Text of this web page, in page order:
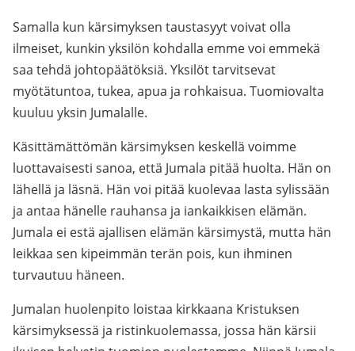
Samalla kun kärsimyksen taustasyyt voivat olla
ilmeiset, kunkin yksilön kohdalla emme voi emmekä
saa tehdä johtopäätöksiä. Yksilöt tarvitsevat
myötätuntoa, tukea, apua ja rohkaisua. Tuomiovalta
kuuluu yksin Jumalalle.
Käsittämättömän kärsimyksen keskellä voimme
luottavaisesti sanoa, että Jumala pitää huolta. Hän on
lähellä ja läsnä. Hän voi pitää kuolevaa lasta sylissään
ja antaa hänelle rauhansa ja iankaikkisen elämän.
Jumala ei estä ajallisen elämän kärsimystä, mutta hän
leikkaa sen kipeimmän terän pois, kun ihminen
turvautuu häneen.
Jumalan huolenpito loistaa kirkkaana Kristuksen
kärsimyksessä ja ristinkuolemassa, jossa hän kärsii